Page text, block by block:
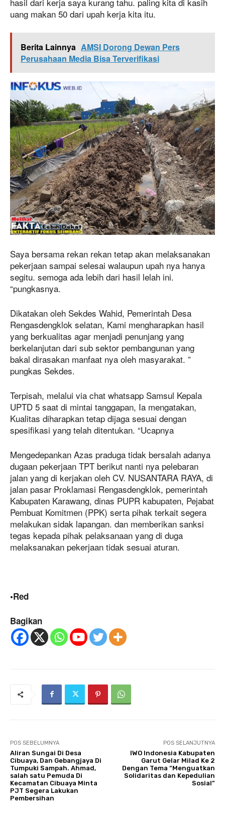
uang makan 50 dari upah kerja kita itu.
Berita Lainnya AMSI Dorong Dewan Pers
Perusahaan Media Bisa Terverifikasi
Saya bersama rekan rekan tetap akan melaksanakan
pekerjaan sampai selesai walaupun upah nya hanya
segitu. semoga ada lebih dari hasil lelah ini.
“pungkasnya.
Dikatakan oleh Sekdes Wahid, Pemerintah Desa
Rengasdengklok selatan, Kami mengharapkan hasil
yang berkualitas agar menjadi penunjang yang
berkelanjutan dari sub sektor pembangunan yang
bakal dirasakan manfaat nya oleh masyarakat. ”
pungkas Sekdes.
Terpisah, melalui via chat whatsapp Samsul Kepala
UPTD 5 saat di mintai tanggapan, Ia mengatakan,
Kualitas diharapkan tetap dijaga sesuai dengan
spesifikasi yang telah ditentukan. “Ucapnya
Mengedepankan Azas praduga tidak bersalah adanya
dugaan pekerjaan TPT berikut nanti nya pelebaran
jalan yang di kerjakan oleh CV. NUSANTARA RAYA, di
jalan pasar Proklamasi Rengasdengklok, pemerintah
Kabupaten Karawang, dinas PUPR kabupaten, Pejabat
Pembuat Komitmen (PPK) serta pihak terkait segera
melakukan sidak lapangan. dan memberikan sanksi
tegas kepada pihak pelaksanaan yang di duga
melaksanakan pekerjaan tidak sesuai aturan.
•Red
Bagikan
POS SEBELUMNYA
Aliran Sungai Di Desa
Cibuaya, Dan Gebangjaya Di
Tumpuki Sampah. Ahmad,
salah satu Pemuda Di
Kecamatan Cibuaya Minta
PJT Segera Lakukan
Pembersihan
POS SELANJUTNYA
IWO Indonesia Kabupaten
Garut Gelar Milad Ke 2
Dengan Tema “Menguatkan
Solidaritas dan Kepedulian
Sosial”